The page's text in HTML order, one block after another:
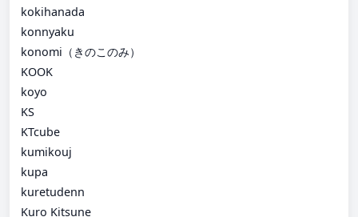
kokihanada
konnyaku
konomi（きのこのみ）
KOOK
koyo
KS
KTcube
kumikouj
kupa
kuretudenn
Kuro Kitsune